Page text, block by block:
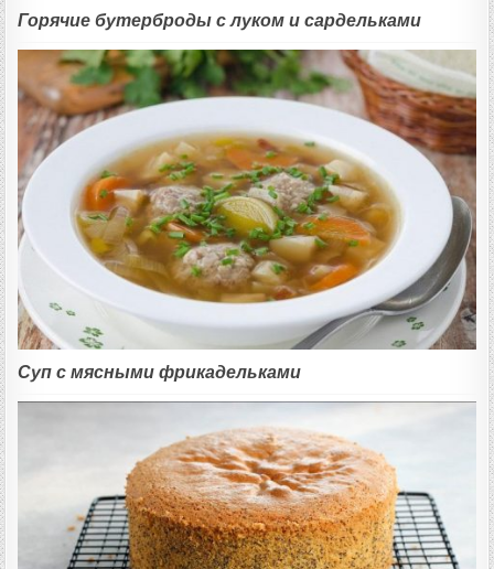
Горячие бутерброды с луком и сардельками
Суп с мясными фрикадельками